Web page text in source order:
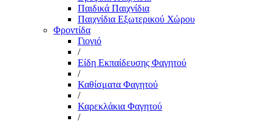
Παιδικά Παιχνίδια
Παιχνίδια Εξωτερικού Χώρου
Φροντίδα
Γιογιό
/
Είδη Εκπαίδευσης Φαγητού
/
Καθίσματα Φαγητού
/
Καρεκλάκια Φαγητού
/